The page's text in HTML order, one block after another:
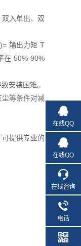
入单出、双
输出力矩 T
在 50%-90%
安装困难。
等条件对减
提供专业的
在线QQ
在线QQ
在线咨询
电话